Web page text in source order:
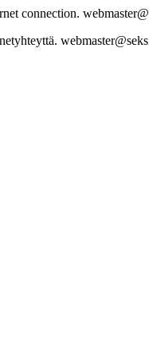
connection.